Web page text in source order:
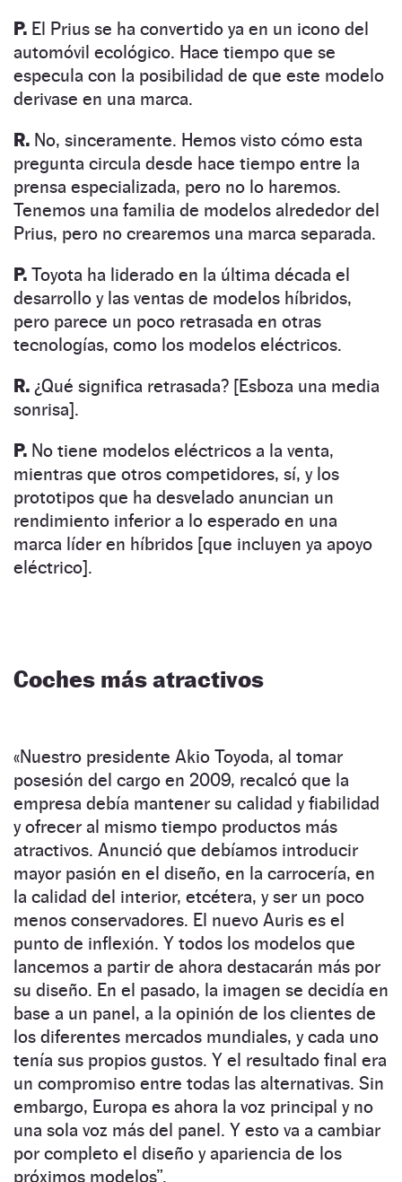
P. El Prius se ha convertido ya en un icono del
automóvil ecológico. Hace tiempo que se
especula con la posibilidad de que este modelo
derivase en una marca.
R. No, sinceramente. Hemos visto cómo esta
pregunta circula desde hace tiempo entre la
prensa especializada, pero no lo haremos.
Tenemos una familia de modelos alrededor del
Prius, pero no crearemos una marca separada.
P. Toyota ha liderado en la última década el
desarrollo y las ventas de modelos híbridos,
pero parece un poco retrasada en otras
tecnologías, como los modelos eléctricos.
R. ¿Qué significa retrasada? [Esboza una media
sonrisa].
P. No tiene modelos eléctricos a la venta,
mientras que otros competidores, sí, y los
prototipos que ha desvelado anuncian un
rendimiento inferior a lo esperado en una
marca líder en híbridos [que incluyen ya apoyo
eléctrico].
Coches más atractivos
«Nuestro presidente Akio Toyoda, al tomar
posesión del cargo en 2009, recalcó que la
empresa debía mantener su calidad y fiabilidad
y ofrecer al mismo tiempo productos más
atractivos. Anunció que debíamos introducir
mayor pasión en el diseño, en la carrocería, en
la calidad del interior, etcétera, y ser un poco
menos conservadores. El nuevo Auris es el
punto de inflexión. Y todos los modelos que
lancemos a partir de ahora destacarán más por
su diseño. En el pasado, la imagen se decidía en
base a un panel, a la opinión de los clientes de
los diferentes mercados mundiales, y cada uno
tenía sus propios gustos. Y el resultado final era
un compromiso entre todas las alternativas. Sin
embargo, Europa es ahora la voz principal y no
una sola voz más del panel. Y esto va a cambiar
por completo el diseño y apariencia de los
próximos modelos”.